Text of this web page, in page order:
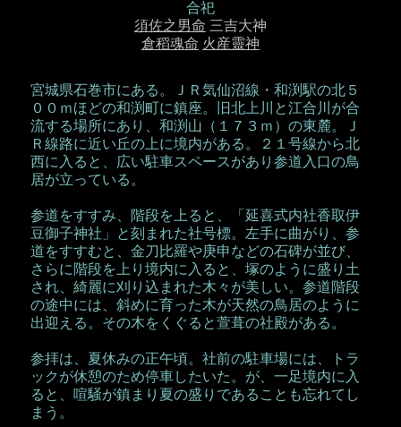
合祀
須佐之男命 三吉大神
倉稻魂命 火産靈神
宮城県石巻市にある。ＪＲ気仙沼線・和渕駅の北５
００ｍほどの和渕町に鎮座。旧北上川と江合川が合
流する場所にあり、和渕山（１７３ｍ）の東麓。Ｊ
Ｒ線路に近い丘の上に境内がある。２１号線から北
西に入ると、広い駐車スペースがあり参道入口の鳥
居が立っている。
参道をすすみ、階段を上ると、「延喜式内社香取伊
豆御子神社」と刻まれた社号標。左手に曲がり、参
道をすすむと、金刀比羅や庚申などの石碑が並び、
さらに階段を上り境内に入ると、塚のように盛り土
され、綺麗に刈り込まれた木々が美しい。参道階段
の途中には、斜めに育った木が天然の鳥居のように
出迎える。その木をくぐると萱葺の社殿がある。
参拝は、夏休みの正午頃。社前の駐車場には、トラ
ックが休憩のため停車したいた。が、一足境内に入
ると、喧騒が鎮まり夏の盛りであることも忘れてし
まう。